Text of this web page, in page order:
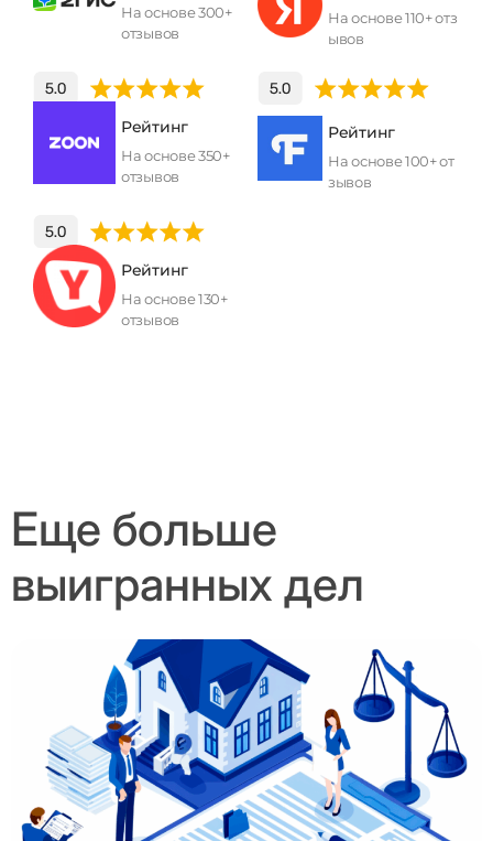
На основе 300+
отзывов
На основе 110+ отз
ывов
Рейтинг
На основе 350+
отзывов
Рейтинг
На основе 100+ от
зывов
Рейтинг
На основе 130+
отзывов
Еще больше
выигранных дел